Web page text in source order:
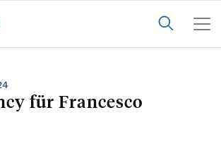
für Francesco